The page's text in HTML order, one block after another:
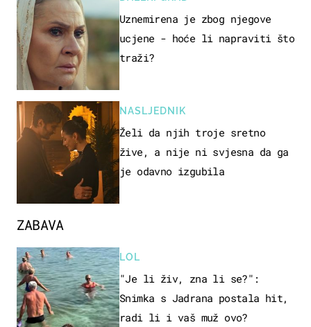
ZABAVA
LOL
"Je li živ, zna li se?":
Snimka s Jadrana postala hit,
radi li i vaš muž ovo?
Uznemirena je zbog njegove
ucjene - hoće li napraviti što
traži?
NASLJEDNIK
Želi da njih troje sretno
žive, a nije ni svjesna da ga
je odavno izgubila